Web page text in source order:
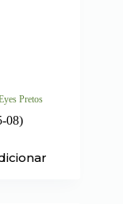
Pretos
08)